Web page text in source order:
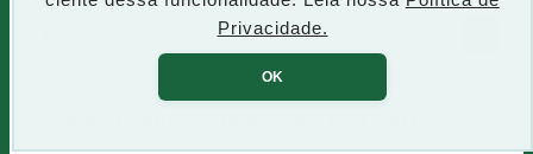
Privacidade.
OK
P
e
q
u
s